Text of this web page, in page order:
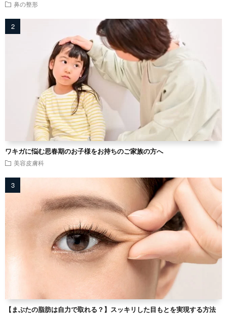
鼻の整形
ワキガに悩む思春期のお子様をお持ちのご家族の方へ
美容皮膚科
【まぶたの脂肪は自力で取れる？】スッキリした目もとを実現する方法